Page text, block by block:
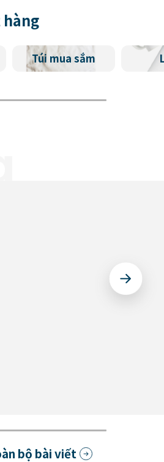
Túi mua sắm
bộ bài viết